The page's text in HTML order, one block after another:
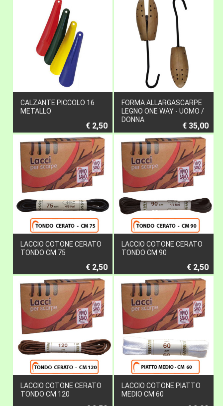
CALZANTE PICCOLO 16
METALLO
€ 2,50
FORMA ALLARGASCARPE
LEGNO ONE WAY - UOMO /
DONNA
€ 35,00
LACCIO COTONE CERATO
TONDO CM 75
€ 2,50
LACCIO COTONE CERATO
TONDO CM 90
€ 2,50
LACCIO COTONE CERATO
TONDO CM 120
LACCIO COTONE PIATTO
MEDIO CM 60